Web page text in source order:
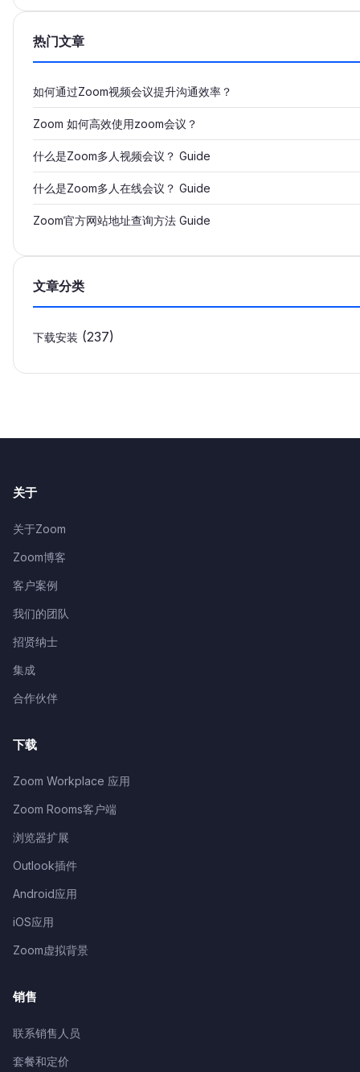
热门文章
如何通过Zoom视频会议提升沟通效率？
Zoom 如何高效使用zoom会议？
什么是Zoom多人视频会议？ Guide
什么是Zoom多人在线会议？ Guide
Zoom官方网站地址查询方法 Guide
文章分类
下载安装 (237)
关于
关于Zoom
Zoom博客
客户案例
我们的团队
招贤纳士
集成
合作伙伴
下载
Zoom Workplace 应用
Zoom Rooms客户端
浏览器扩展
Outlook插件
Android应用
iOS应用
Zoom虚拟背景
销售
联系销售人员
套餐和定价